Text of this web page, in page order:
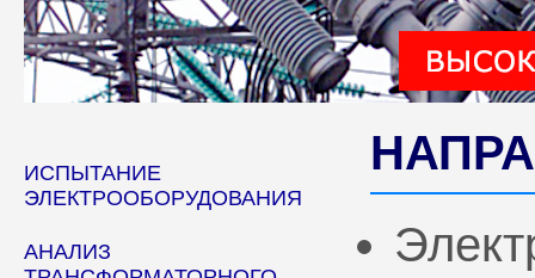
ИСПЫТАНИЕ
ЭЛЕКТРООБОРУДОВАНИЯ
АНАЛИЗ